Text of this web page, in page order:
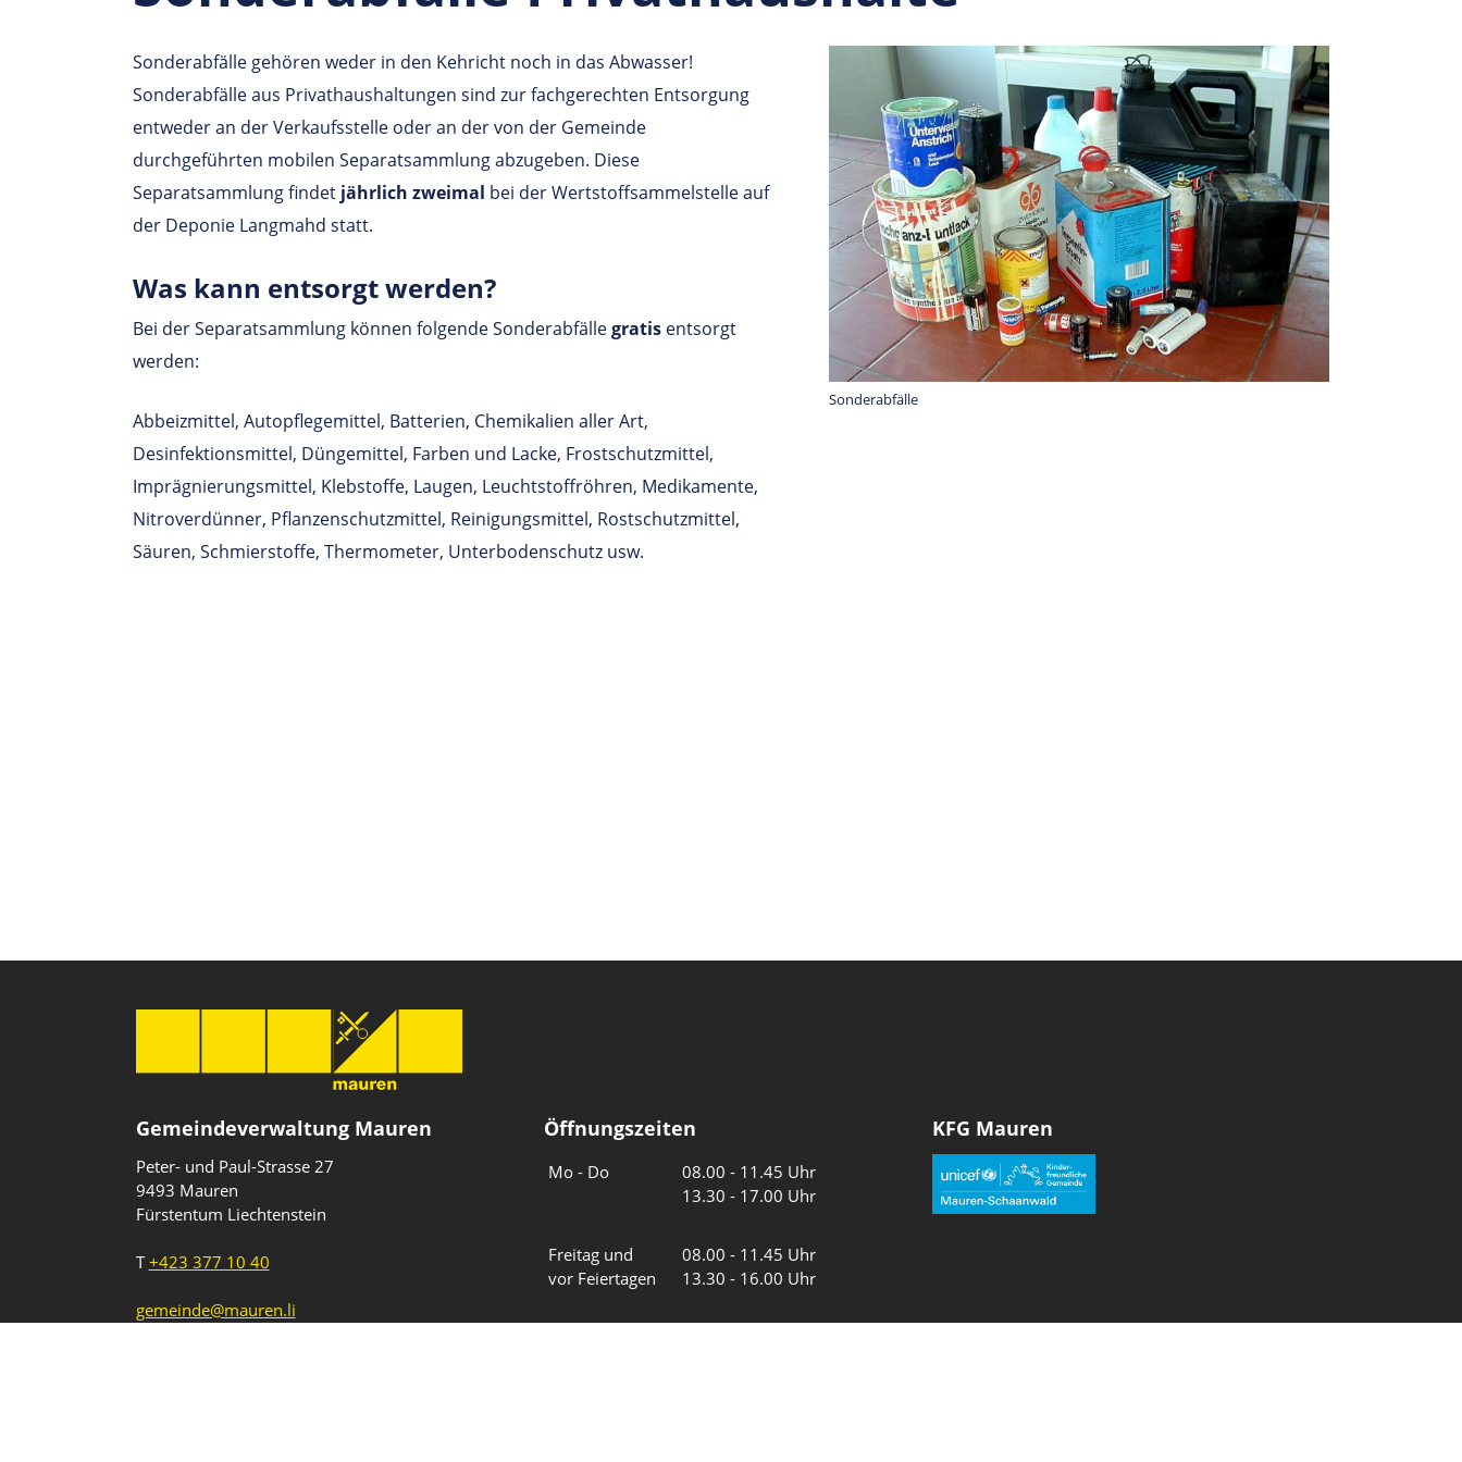
Sonderabfälle gehören weder in den Kehricht noch in das Abwasser!
Sonderabfälle aus Privathaushaltungen sind zur fachgerechten Entsorgung
entweder an der Verkaufsstelle oder an der von der Gemeinde
durchgeführten mobilen Separatsammlung abzugeben. Diese
Separatsammlung findet jährlich zweimal bei der Wertstoffsammelstelle auf
der Deponie Langmahd statt.
Was kann ent­sorgt werden?
Bei der Separatsammlung können folgende Sonderabfällegratis entsorgt
werden:
Abbeizmittel, Autopflegemittel, Batterien, Chemikalien aller Art,
Desinfektionsmittel, Düngemittel, Farben und Lacke, Frostschutzmittel,
Imprägnierungsmittel, Klebstoffe, Laugen, Leuchtstoffröhren, Medikamente,
Nitroverdünner, Pflanzenschutzmittel, Reinigungsmittel, Rostschutzmittel,
Säuren, Schmierstoffe, Thermometer, Unterbodenschutz usw.
Sonderabfälle
Gemeindeverwaltung Mauren
Peter- und Paul-Strasse 27
9493 Mauren
Fürstentum Liechtenstein
T+423 377 10 40
gemeinde@mauren.li
Öffnungszeiten
Mo - Do
08.00 - 11.45 Uhr
13.30 - 17.00 Uhr
Freitag und
vor Feiertagen
08.00 - 11.45 Uhr
13.30 - 16.00 Uhr
KFG Mauren